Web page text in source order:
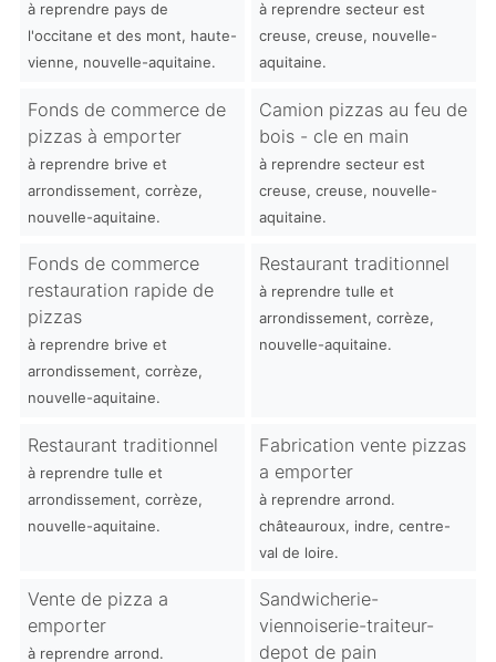
à reprendre pays de
l'occitane et des mont, haute-
vienne, nouvelle-aquitaine.
à reprendre secteur est
creuse, creuse, nouvelle-
aquitaine.
Fonds de commerce de
pizzas à emporter
à reprendre brive et
arrondissement, corrèze,
nouvelle-aquitaine.
Camion pizzas au feu de
bois - cle en main
à reprendre secteur est
creuse, creuse, nouvelle-
aquitaine.
Fonds de commerce
restauration rapide de
pizzas
à reprendre brive et
arrondissement, corrèze,
nouvelle-aquitaine.
Restaurant traditionnel
à reprendre tulle et
arrondissement, corrèze,
nouvelle-aquitaine.
Restaurant traditionnel
à reprendre tulle et
arrondissement, corrèze,
nouvelle-aquitaine.
Fabrication vente pizzas
a emporter
à reprendre arrond.
châteauroux, indre, centre-
val de loire.
Vente de pizza a
emporter
à reprendre arrond.
Sandwicherie-
viennoiserie-traiteur-
depot de pain